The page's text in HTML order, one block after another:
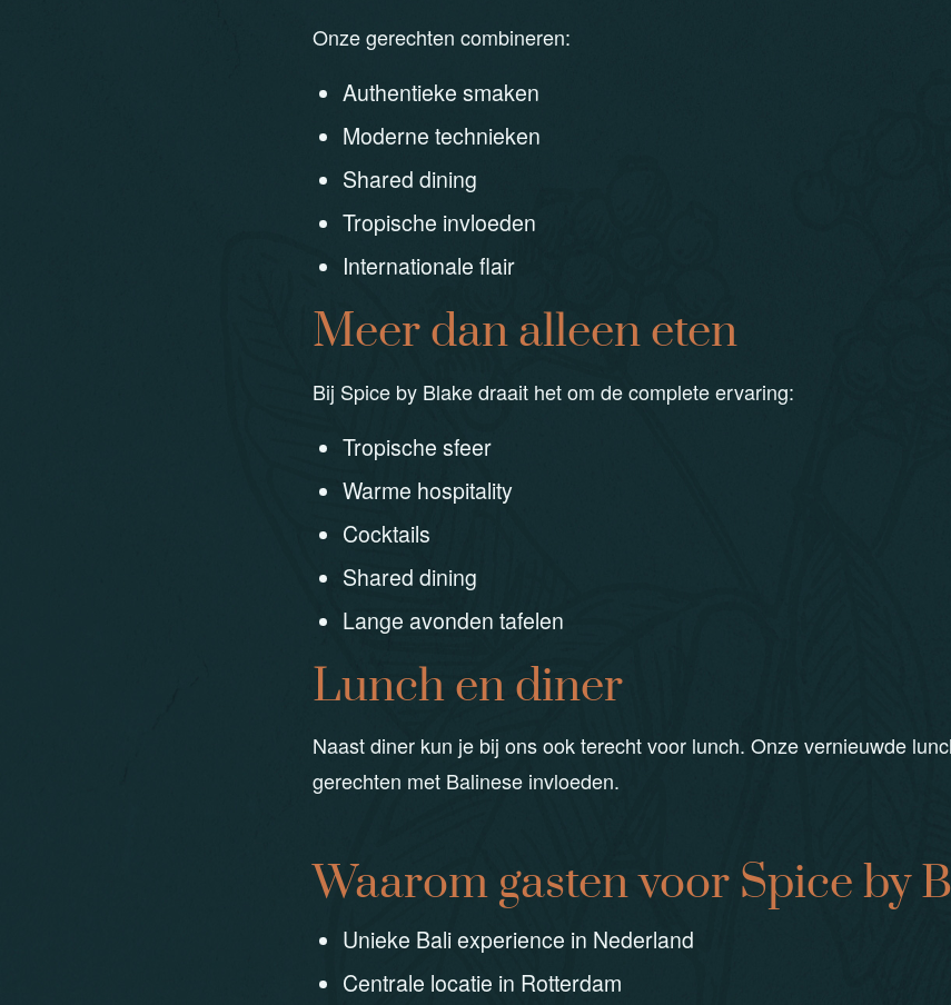
Onze gerechten combineren:
Authentieke smaken
Moderne technieken
Shared dining
Tropische invloeden
Internationale flair
Meer dan alleen eten
Bij Spice by Blake draait het om de complete ervaring:
Tropische sfeer
Warme hospitality
Cocktails
Shared dining
Lange avonden tafelen
Lunch en diner
Naast diner kun je bij ons ook terecht voor lunch. Onze vernieuwde
gerechten met Balinese invloeden.
Waarom gasten voor Spice by
Unieke Bali experience in Nederland
Centrale locatie in Rotterdam